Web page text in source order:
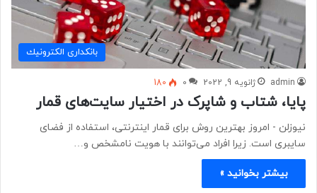
بانكداری الكترونيك
admin ژانویه 9, 2022 0
180
پایا، شتاب و شاپرک در اختیار سایت‌های قمار
نیوزلن - امروز بهترین روش برای قمار اینترنتی، استفاده از فضای
سایبری است. زیرا افراد می‌توانند با هویت نامشخص و…
بیشتر بخوانید »